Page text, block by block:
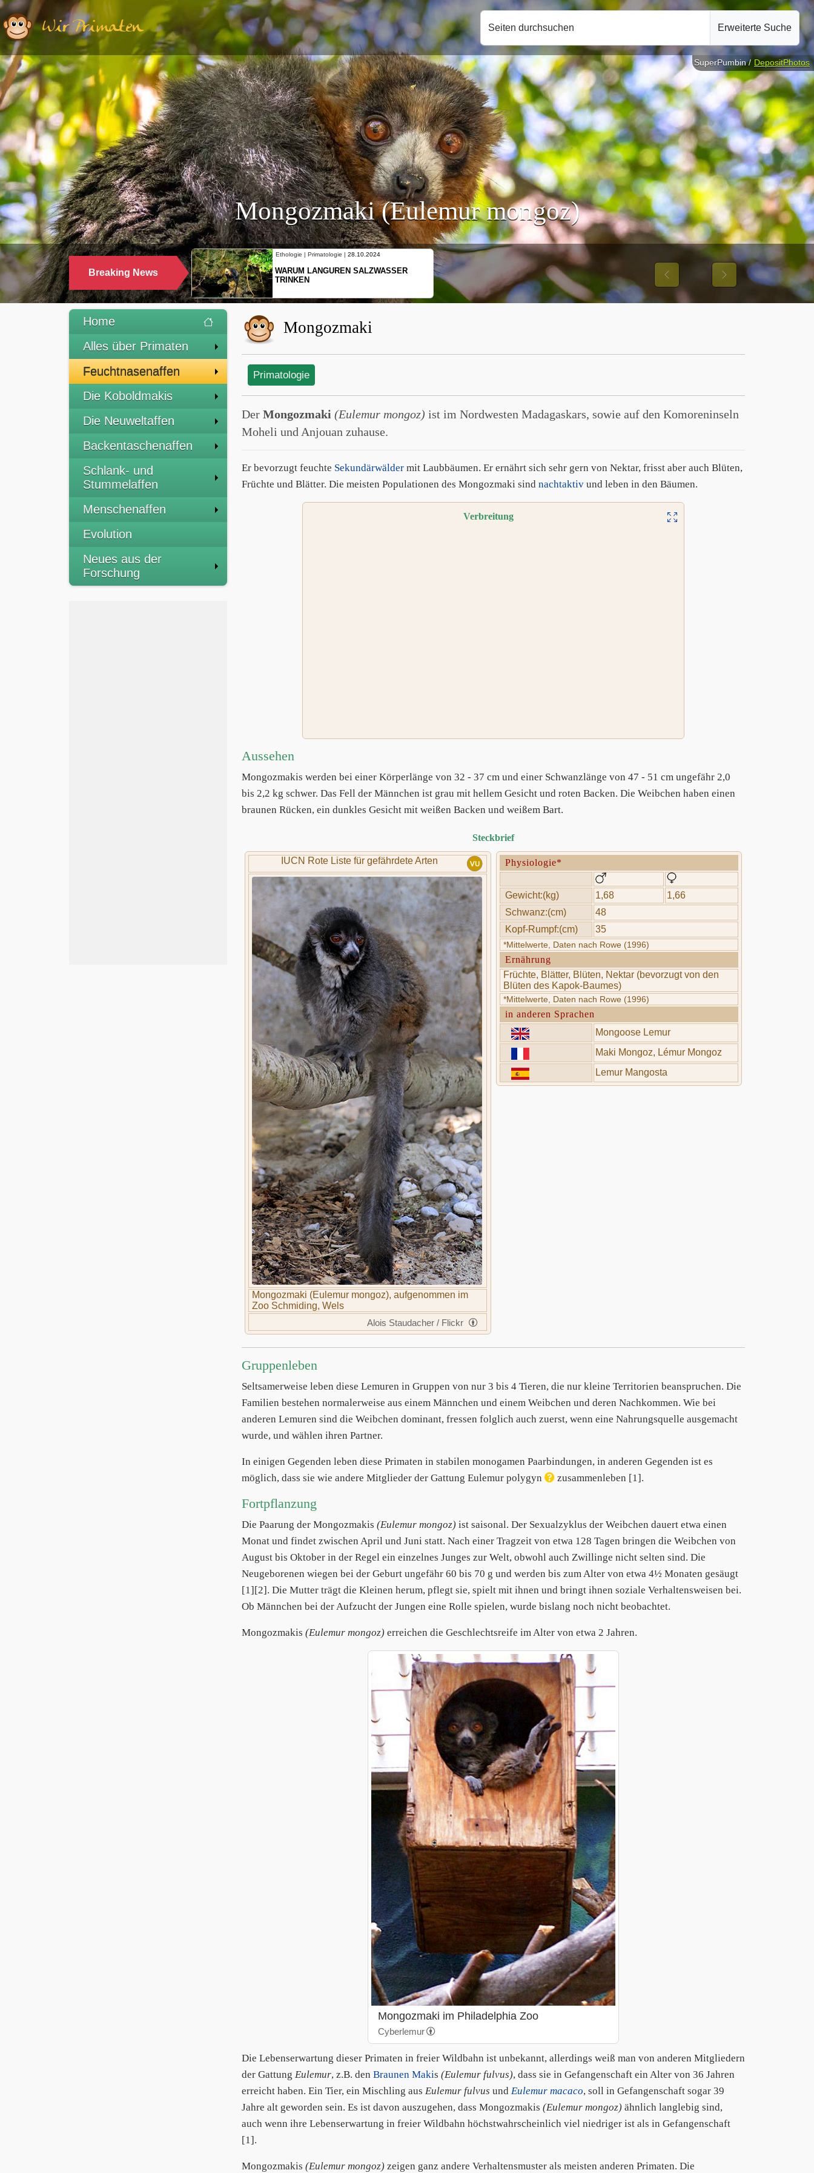
Wir Primaten Seiten durchsuchen Erweiterte Suche
Mongozmaki (Eulemur mongoz)
Breaking News
Ethologie | Primatologie | 10.10.2024
NEUES VON WEIBLICHEN
SCHOPFGIBBONS UND IHRER
Previous Next
SuperPumbin / DepositPhotos
Home
Alles über Primaten
Feuchtnasenaffen
Die Koboldmakis
Die Neuweltaffen
Backentaschenaffen
Schlank- und
Stummelaffen
Menschenaffen
Evolution
Neues aus der
Forschung
Mongozmaki
Primatologie
Der Mongozmaki (Eulemur mongoz) ist im Nordwesten Madagaskars, sowie auf den Komoreninseln
Moheli und Anjouan zuhause.
Er bevorzugt feuchte Sekundärwälder mit Laubbäumen. Er ernährt sich sehr gern von Nektar, frisst aber auch Blüten,
Früchte und Blätter. Die meisten Populationen des Mongozmaki sind nachtaktiv und leben in den Bäumen.
Verbreitung
Aussehen
Mongozmakis werden bei einer Körperlänge von 32 - 37 cm und einer Schwanzlänge von 47 - 51 cm ungefähr 2,0
bis 2,2 kg schwer. Das Fell der Männchen ist grau mit hellem Gesicht und roten Backen. Die Weibchen haben einen
braunen Rücken, ein dunkles Gesicht mit weißen Backen und weißem Bart.
Steckbrief
IUCN Rote Liste für gefährdete Arten
Mongozmaki (Eulemur mongoz), aufgenommen im
Zoo Schmiding, Wels
Alois Staudacher / Flickr
Physiologie*
Gewicht:(kg) 1,68
1,66
Schwanz:(cm)
48
Kopf-Rumpf:(cm)
35
*Mittelwerte, Daten nach Rowe (1996)
Ernährung
Früchte, Blätter, Blüten, Nektar (bevorzugt von den
Blüten des Kapok-Baumes)
*Mittelwerte, Daten nach Rowe (1996)
in anderen Sprachen
Mongoose Lemur
Maki Mongoz, Lémur Mongoz
Lemur Mangosta
Gruppenleben
Seltsamerweise leben diese Lemuren in Gruppen von nur 3 bis 4 Tieren, die nur kleine Territorien beanspruchen. Die
Familien bestehen normalerweise aus einem Männchen und einem Weibchen und deren Nachkommen. Wie bei
anderen Lemuren sind die Weibchen dominant, fressen folglich auch zuerst, wenn eine Nahrungsquelle ausgemacht
wurde, und wählen ihren Partner.
In einigen Gegenden leben diese Primaten in stabilen monogamen Paarbindungen, in anderen Gegenden ist es
möglich, dass sie wie andere Mitglieder der Gattung Eulemur polygyn
zusammenleben [1].
Fortpflanzung
Die Paarung der Mongozmakis (Eulemur mongoz) ist saisonal. Der Sexualzyklus der Weibchen dauert etwa einen
Monat und findet zwischen April und Juni statt. Nach einer Tragzeit von etwa 128 Tagen bringen die Weibchen von
August bis Oktober in der Regel ein einzelnes Junges zur Welt, obwohl auch Zwillinge nicht selten sind. Die
Neugeborenen wiegen bei der Geburt ungefähr 60 bis 70 g und werden bis zum Alter von etwa 4½ Monaten gesäugt
[1][2]. Die Mutter trägt die Kleinen herum, pflegt sie, spielt mit ihnen und bringt ihnen soziale Verhaltensweisen bei.
Ob Männchen bei der Aufzucht der Jungen eine Rolle spielen, wurde bislang noch nicht beobachtet.
Mongozmakis (Eulemur mongoz) erreichen die Geschlechtsreife im Alter von etwa 2 Jahren.
Mongozmaki im Philadelphia Zoo
Cyberlemur
Die Lebenserwartung dieser Primaten in freier Wildbahn ist unbekannt, allerdings weiß man von anderen Mitgliedern
der Gattung Eulemur, z.B. den Braunen Makis (Eulemur fulvus), dass sie in Gefangenschaft ein Alter von 36 Jahren
erreicht haben. Ein Tier, ein Mischling aus Eulemur fulvus und Eulemur macaco, soll in Gefangenschaft sogar 39
Jahre alt geworden sein. Es ist davon auszugehen, dass Mongozmakis (Eulemur mongoz) ähnlich langlebig sind,
auch wenn ihre Lebenserwartung in freier Wildbahn höchstwahrscheinlich viel niedriger ist als in Gefangenschaft
[1].
Mongozmakis (Eulemur mongoz) zeigen ganz andere Verhaltensmuster als meisten anderen Primaten. Die